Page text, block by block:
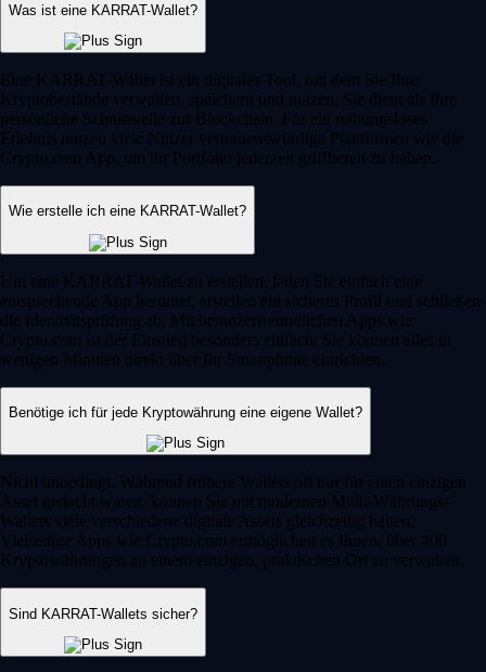
Was ist eine KARRAT-Wallet?
Eine KARRAT-Wallet ist ein digitales Tool, mit dem Sie Ihre
Kryptobestände verwalten, speichern und nutzen. Sie dient als Ihre
persönliche Schnittstelle zur Blockchain. Für ein reibungsloses
Erlebnis nutzen viele Nutzer vertrauenswürdige Plattformen wie die
Crypto.com App, um ihr Portfolio jederzeit griffbereit zu haben.
Wie erstelle ich eine KARRAT-Wallet?
Um eine KARRAT-Wallet zu erstellen, laden Sie einfach eine
entsprechende App herunter, erstellen ein sicheres Profil und schließen
die Identitätsprüfung ab. Mit benutzerfreundlichen Apps wie
Crypto.com ist der Einstieg besonders einfach: Sie können alles in
wenigen Minuten direkt über Ihr Smartphone einrichten.
Benötige ich für jede Kryptowährung eine eigene Wallet?
Nicht unbedingt. Während frühere Wallets oft nur für einen einzigen
Asset gedacht waren, können Sie mit modernen Multi-Währungs-
Wallets viele verschiedene digitale Assets gleichzeitig halten.
Vielseitige Apps wie Crypto.com ermöglichen es Ihnen, über 400
Kryptowährungen an einem einzigen, praktischen Ort zu verwalten.
Sind KARRAT-Wallets sicher?